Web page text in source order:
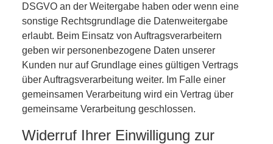
DSGVO an der Weitergabe haben oder wenn eine
sonstige Rechtsgrundlage die Datenweitergabe
erlaubt. Beim Einsatz von Auftragsverarbeitern
geben wir personenbezogene Daten unserer
Kunden nur auf Grundlage eines gültigen Vertrags
über Auftragsverarbeitung weiter. Im Falle einer
gemeinsamen Verarbeitung wird ein Vertrag über
gemeinsame Verarbeitung geschlossen.
Widerruf Ihrer Einwilligung zur